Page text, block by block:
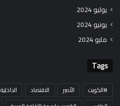
يوليو 2024
يونيو 2024
مايو 2024
Tags
#الكويت الأمير الاقتصاد الداخلية